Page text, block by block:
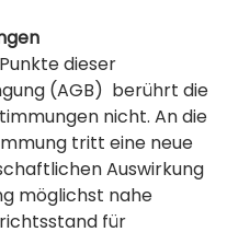
dieser
(AGB) berührt die
nicht. An die
tritt eine neue
Auswirkung
möglichst nahe
für